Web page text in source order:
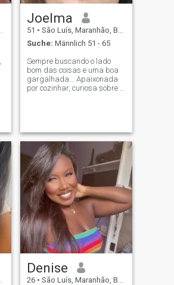
Joelma
51 • São Luís, Maranhão, Brasilien
Suche: Männlich 51 - 65
Sempre buscando o lado
bom das coisas e uma boa
gargalhada... Apaixonada
por cozinhar, curiosa sobre o
Denise
26 • São Luís, Maranhão, Brasilien